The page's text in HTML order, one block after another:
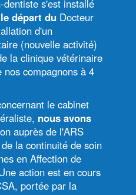
dentiste s'est installé
le départ du Docteur
d'un
(nouvelle activité)
la clinique vétérinaire
nos compagnons à 4
le cabinet
nous avons
auprès de l'ARS
de la continuité de soin
en Affection de
action est en cours
portée par la